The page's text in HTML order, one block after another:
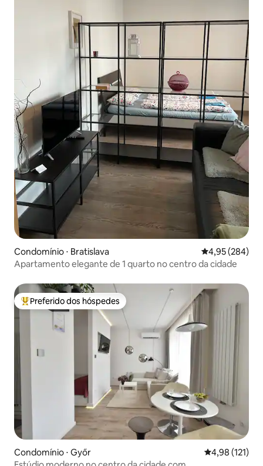
Condomínio ⋅ Bratislava 4,95 de uma
4,95 (284)
Apartamento elegante de 1 quarto no centro da cidade
Entre os melhores preferidos dos hóspedes
Preferido dos hóspedes
Condomínio ⋅ Győr 4,98 de uma
4,98 (121)